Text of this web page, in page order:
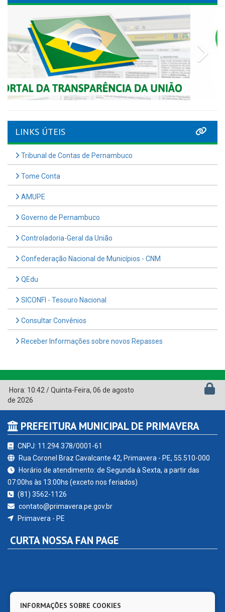
Previous
LINKS ÚTEIS
Tribunal de Contas de Pernambuco
Tome Conta
AMUPE
Governo de Pernambuco
Controladoria-Geral da União
Confederação Nacional de Municípios - CNM
QEdu
SICONFI - Tesouro Nacional
Consultar Convênios
Receber Informações sobre novos Repasses
Hora: 10:42 /Quinta-Feira, 06 de agosto
de 2026
PREFEITURA MUNICIPAL DE PRIMAVERA
CNPJ: 11.294.378/0001-61
Rua Coronel Braz Cavalcante 42, Primavera - PE, 55.510-000
Horário de atendimento: de Segunda à Sexta, a partir das
07:00hs às 13:00hs (exceto nos feriados)
(81) 3562-1126
contato@primavera.pe.gov.br
Primavera - PE
CURTA NOSSA FAN PAGE
INFORMAÇÕES SOBRE COOKIES